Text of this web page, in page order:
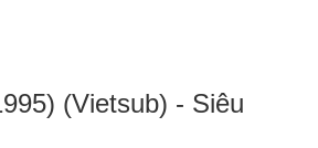
(Vietsub) - Siêu